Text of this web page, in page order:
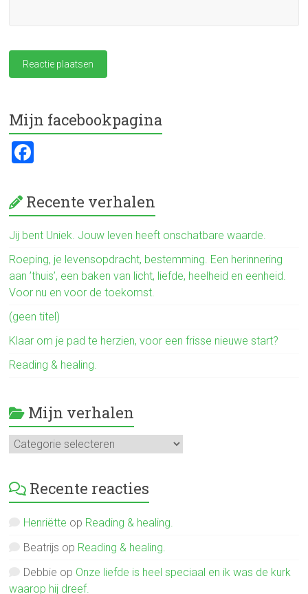
Mijn facebookpagina
ce
b
o
ok
Recente verhalen
Jij bent Uniek. Jouw leven heeft onschatbare waarde.
Roeping, je levensopdracht, bestemming. Een herinnering
aan ’thuis’, een baken van licht, liefde, heelheid en eenheid.
Voor nu en voor de toekomst.
(geen titel)
Klaar om je pad te herzien, voor een frisse nieuwe start?
Reading & healing.
Mijn verhalen
Mijn
verhalen
Recente reacties
Henriëtte op Reading & healing.
Beatrijs op Reading & healing.
Debbie op Onze liefde is heel speciaal en ik was de kurk
waarop hij dreef.